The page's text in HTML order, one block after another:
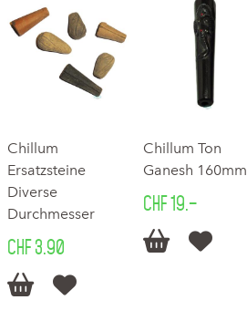
Chillum
Ersatzsteine
Diverse
Durchmesser
CHF 3.90
 
Chillum Ton
Ganesh 160mm
CHF 19.–
 